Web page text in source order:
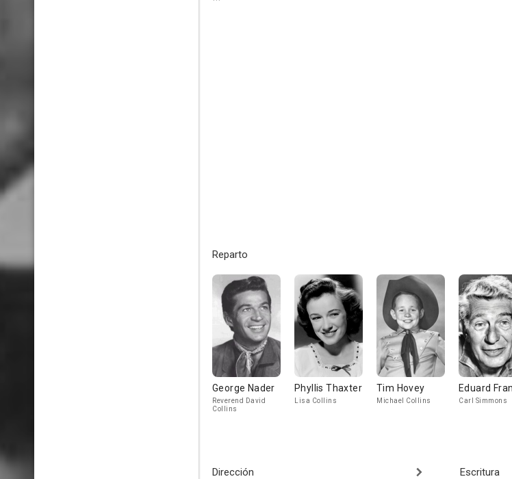
Reparto
George Nader
Reverend David
Collins
Phyllis Thaxter
Lisa Collins
Tim Hovey
Michael Collins
Eduard
Carl Simmons
Dirección
Escritura